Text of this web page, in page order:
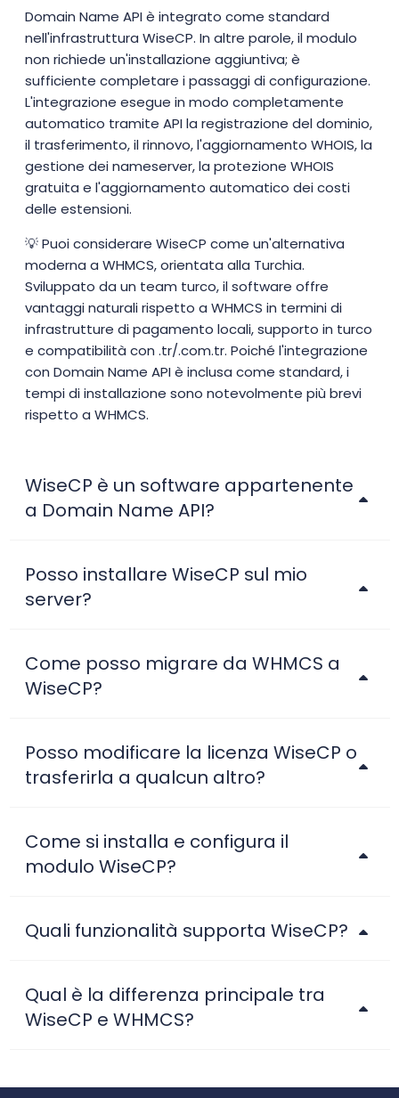
Domain Name API è integrato come standard
nell'infrastruttura WiseCP. In altre parole, il modulo
non richiede un'installazione aggiuntiva; è
sufficiente completare i passaggi di configurazione.
L'integrazione esegue in modo completamente
automatico tramite API la registrazione del dominio,
il trasferimento, il rinnovo, l'aggiornamento WHOIS, la
gestione dei nameserver, la protezione WHOIS
gratuita e l'aggiornamento automatico dei costi
delle estensioni.
💡 Puoi considerare WiseCP come un'alternativa
moderna a WHMCS, orientata alla Turchia.
Sviluppato da un team turco, il software offre
vantaggi naturali rispetto a WHMCS in termini di
infrastrutture di pagamento locali, supporto in turco
e compatibilità con .tr/.com.tr. Poiché l'integrazione
con Domain Name API è inclusa come standard, i
tempi di installazione sono notevolmente più brevi
rispetto a WHMCS.
WiseCP è un software appartenente
a Domain Name API?
Posso installare WiseCP sul mio
server?
Come posso migrare da WHMCS a
WiseCP?
Posso modificare la licenza WiseCP o
trasferirla a qualcun altro?
Come si installa e configura il
modulo WiseCP?
Quali funzionalità supporta WiseCP?
Qual è la differenza principale tra
WiseCP e WHMCS?